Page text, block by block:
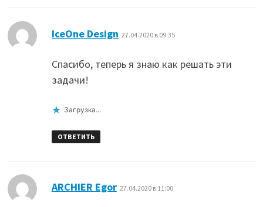
IceOne Design 27.04.2020 в 09:35
Спасибо, теперь я знаю как решать эти
задачи!
Загрузка...
ОТВЕТИТЬ
ARCHIER Egor: 27.04.2020 в 11:00